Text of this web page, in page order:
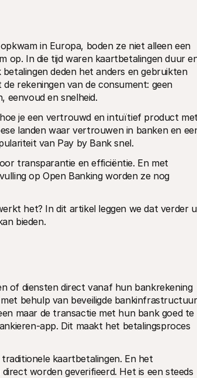
in Europa, boden ze niet alleen een
op. In die tijd waren kaartbetalingen duur
deden het anders en gebruikten
rekeningen van de consument: geen
eenvoud en snelheid.
je een vertrouwd en intuïtief product
landen waar vertrouwen in banken en
van Pay by Bank snel.
transparantie en efficiëntie. En met
op Open Banking worden ze nog
het? In dit artikel leggen we dat verder
bieden.
of diensten direct vanaf hun bankrekening
behulp van beveiligde bankinfrastructuur
maar de transactie met hun bank goed te
app. Dit maakt het betalingsproces
kaartbetalingen. En het
worden geverifieerd. Het is een steeds